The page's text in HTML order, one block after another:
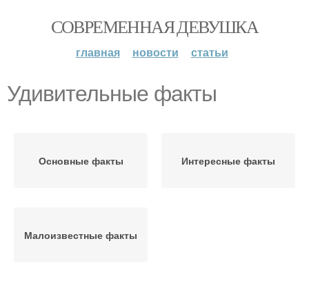
СОВРЕМЕННАЯ ДЕВУШКА
главная новости статьи
Удивительные факты
Основные факты Интересные факты
Малоизвестные факты